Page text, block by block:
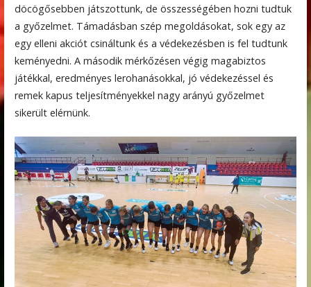
döcögősebben játszottunk, de összességében hozni tudtuk
a győzelmet. Támadásban szép megoldásokat, sok egy az
egy elleni akciót csináltunk és a védekezésben is fel tudtunk
keményedni. A második mérkőzésen végig magabiztos
játékkal, eredményes lerohanásokkal, jó védekezéssel és
remek kapus teljesítményekkel nagy arányú győzelmet
sikerült elérnünk.